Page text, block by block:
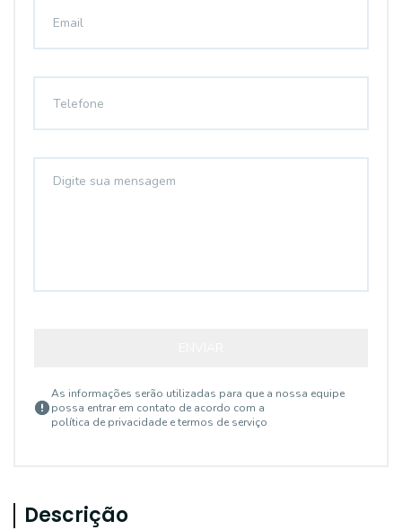
As informações serão utilizadas para que a nossa equipe
possa entrar em contato de acordo com a
política de privacidade e termos de serviço
Descrição